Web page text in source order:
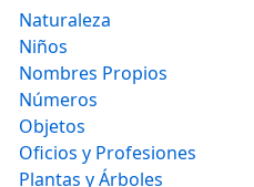
Naturaleza
Niños
Nombres Propios
Números
Objetos
Oficios y Profesiones
Plantas y Árboles